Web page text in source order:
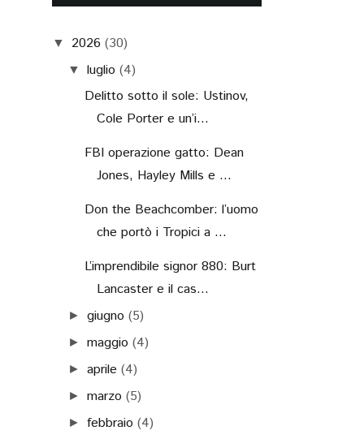
▼ 2026 (30)
▼ luglio (4)
Delitto sotto il sole: Ustinov,
Cole Porter e un’i...
FBI operazione gatto: Dean
Jones, Hayley Mills e ...
Don the Beachcomber: l’uomo
che portò i Tropici a ...
L’imprendibile signor 880: Burt
Lancaster e il cas...
►giugno (5)
►maggio (4)
►aprile (4)
►marzo (5)
►febbraio (4)